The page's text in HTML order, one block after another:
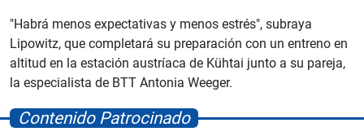
"Habrá menos expectativas y menos estrés", subraya
Lipowitz, que completará su preparación con un entreno en
altitud en la estación austríaca de Kühtai junto a su pareja,
la especialista de BTT Antonia Weeger.
Contenido Patrocinado